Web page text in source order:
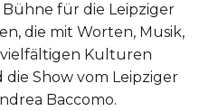
für die Leipziger
die mit Worten, Musik,
Kulturen
Show vom Leipziger
Baccomo.